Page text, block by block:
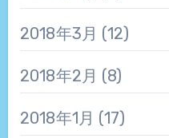
2018年3月 (12)
2018年2月 (8)
2018年1月 (17)